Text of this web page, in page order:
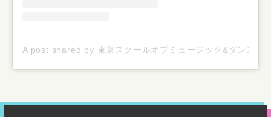
A post shared by 東京スクールオブミュージック&ダンス